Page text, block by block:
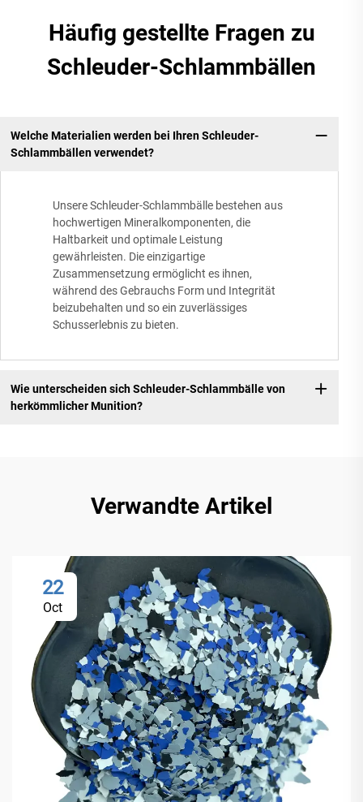
Häufig gestellte Fragen zu
Schleuder-Schlammbällen
Welche Materialien werden bei Ihren Schleuder-
Schlammbällen verwendet?
Unsere Schleuder-Schlammbälle bestehen aus
hochwertigen Mineralkomponenten, die
Haltbarkeit und optimale Leistung
gewährleisten. Die einzigartige
Zusammensetzung ermöglicht es ihnen,
während des Gebrauchs Form und Integrität
beizubehalten und so ein zuverlässiges
Schusserlebnis zu bieten.
Wie unterscheiden sich Schleuder-Schlammbälle von
herkömmlicher Munition?
Verwandte Artikel
22
Oct